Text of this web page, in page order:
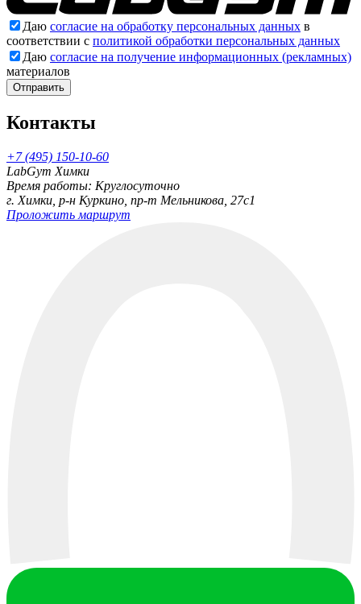
Даю согласие на обработку персональных данных в
соответствии с политикой обработки персональных данных
Даю согласие на получение информационных (рекламных)
материалов
Отправить
Контакты
+7 (495) 150-10-60
LabGym Химки
Время работы: Круглосуточно
г. Химки, р-н Куркино, пр-т Мельникова, 27c1
Проложить маршрут